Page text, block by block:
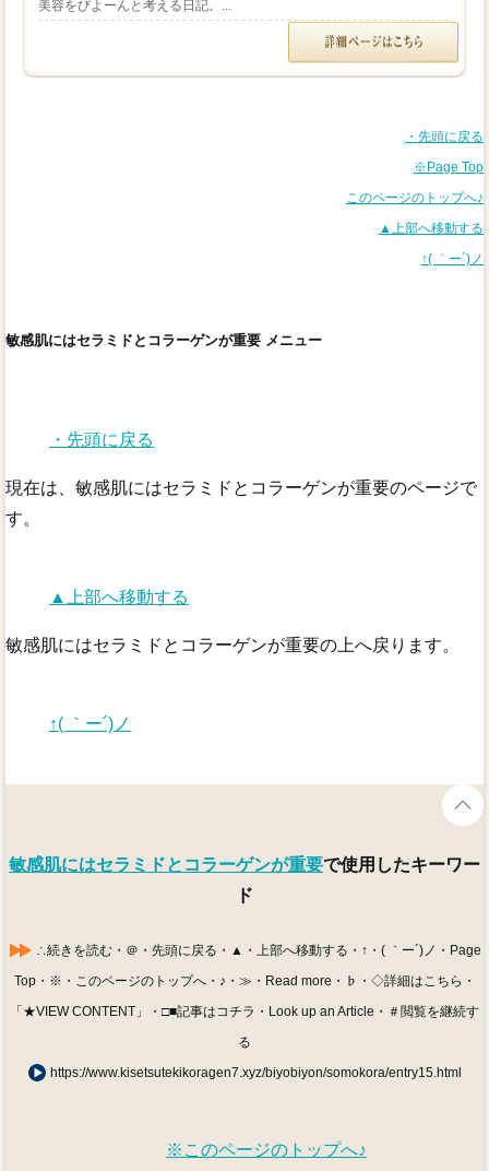
美容をびよーんと考える日記。...
・先頭に戻る
※Page Top
このページのトップへ♪
▲上部へ移動する
↑( ｀ー´)ノ
敏感肌にはセラミドとコラーゲンが重要 メニュー
・先頭に戻る
現在は、敏感肌にはセラミドとコラーゲンが重要のページで
す。
▲上部へ移動する
敏感肌にはセラミドとコラーゲンが重要の上へ戻ります。
↑( ｀ー´)ノ
敏感肌にはセラミドとコラーゲンが重要で使用したキーワー
ド
∴続きを読む・＠・先頭に戻る・▲・上部へ移動する・↑・( ｀ー´)ノ・Page
Top・※・このページのトップへ・♪・≫・Read more・♭・◇詳細はこちら・
「★VIEW CONTENT」・□■記事はコチラ・Look up an Article・＃閲覧を継続す
る
https://www.kisetsutekikoragen7.xyz/biyobiyon/somokora/entry15.html
※このページのトップへ♪